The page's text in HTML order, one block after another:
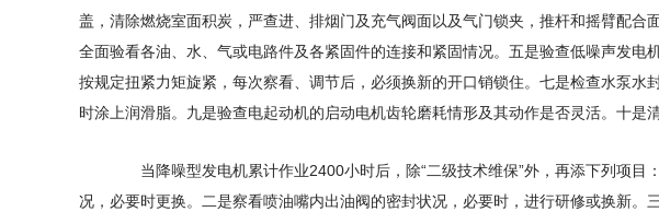
盖，清除燃烧室面积炭，严查进、排烟门及充气阀面以及气门锁夹，推杆和摇臂配
全面验看各油、水、气或电路件及各紧固件的连接和紧固情况。五是验查低噪声发
按规定扭紧力矩旋紧，每次察看、调节后，必须换新的开口销锁住。七是检查水泵
时涂上润滑脂。九是验查电起动机的启动电机齿轮磨耗情形及其动作是否灵活。十是
当降噪型发电机累计作业2400小时后，除“二级技术维保”外，再添下列项目
况，必要时更换。二是察看喷油嘴内出油阀的密封状况，必要时，进行研修或换新